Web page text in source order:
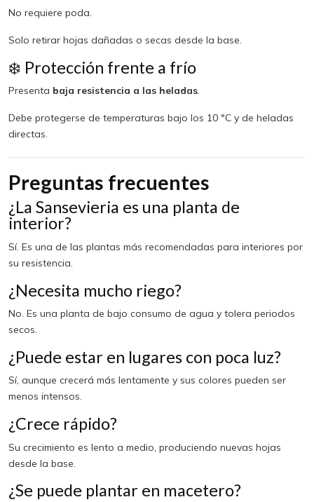
No requiere poda.
Solo retirar hojas dañadas o secas desde la base.
❄️ Protección frente a frío
Presenta baja resistencia a las heladas.
Debe protegerse de temperaturas bajo los 10 °C y de heladas
directas.
Preguntas frecuentes
¿La Sansevieria es una planta de
interior?
Sí. Es una de las plantas más recomendadas para interiores por
su resistencia.
¿Necesita mucho riego?
No. Es una planta de bajo consumo de agua y tolera periodos
secos.
¿Puede estar en lugares con poca luz?
Sí, aunque crecerá más lentamente y sus colores pueden ser
menos intensos.
¿Crece rápido?
Su crecimiento es lento a medio, produciendo nuevas hojas
desde la base.
¿Se puede plantar en macetero?